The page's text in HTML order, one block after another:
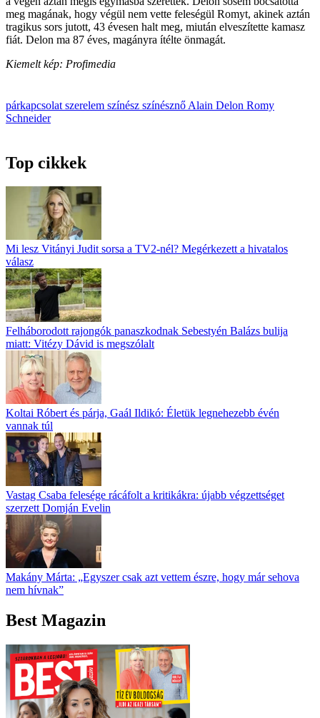
meg magának, hogy végül nem vette feleségül Romyt, akinek aztán
tragikus sors jutott, 43 évesen halt meg, miután elveszítette kamasz
fiát. Delon ma 87 éves, magányra ítélte önmagát.
Kiemelt kép: Profimedia
párkapcsolat szerelem színész színésznő Alain Delon Romy
Schneider
Top cikkek
Mi lesz Vitányi Judit sorsa a TV2-nél? Megérkezett a hivatalos
válasz
Felháborodott rajongók panaszkodnak Sebestyén Balázs bulija
miatt: Vitézy Dávid is megszólalt
Koltai Róbert és párja, Gaál Ildikó: Életük legnehezebb évén
vannak túl
Vastag Csaba felesége rácáfolt a kritikákra: újabb végzettséget
szerzett Domján Evelin
Makány Márta: „Egyszer csak azt vettem észre, hogy már sehova
nem hívnak”
Best Magazin